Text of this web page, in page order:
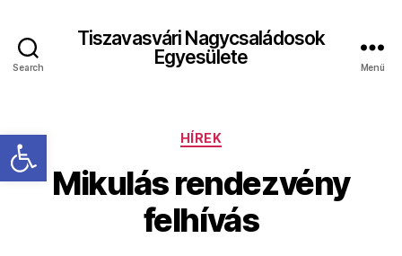
Eszköztár megnyitása
Search
Tiszavasvári Nagycsaládosok
Egyesülete
Menü
Kategóriák
HÍREK
Mikulás rendezvény
felhívás